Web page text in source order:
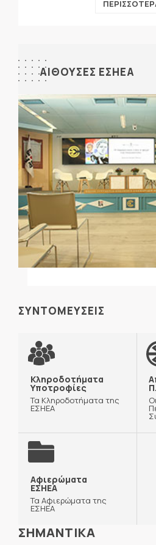
ΑΙΘΟΥΣΕΣ ΕΣΗΕΑ
ΣΥΝΤΟΜΕΥΣΕΙΣ
Κληροδοτήματα
Υποτροφίες
Τα Κληροδοτήματα της
ΕΣΗΕΑ
Αφιερώματα
ΕΣΗΕΑ
Τα Αφιερώματα της
ΕΣΗΕΑ
ΣΗΜΑΝΤΙΚΑ